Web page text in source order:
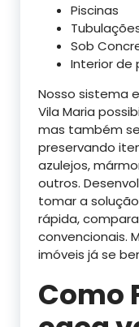
Piscinas
Sob
Interior de
Nosso sistema
Vila Maria
mas também
preservando
azulejos,
outros.
tomar a
rápida,
convencionais.
imóveis já se
Como